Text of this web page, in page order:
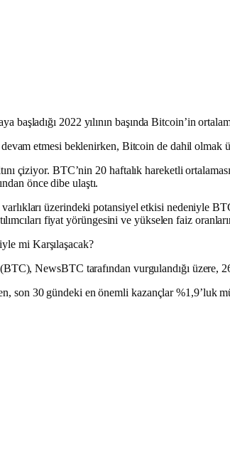
başladığı 2022 yılının başında Bitcoin’in
devam etmesi beklenirken, Bitcoin de dahil
çiziyor. BTC’nin 20 haftalık hareketli
önce dibe ulaştı.
üzerindeki potansiyel etkisi nedeniyle
fiyat yörüngesini ve yükselen faiz
mi Karşılaşacak?
NewsBTC tarafından vurgulandığı üzere,
son 30 gündeki en önemli kazançlar %1,9’luk